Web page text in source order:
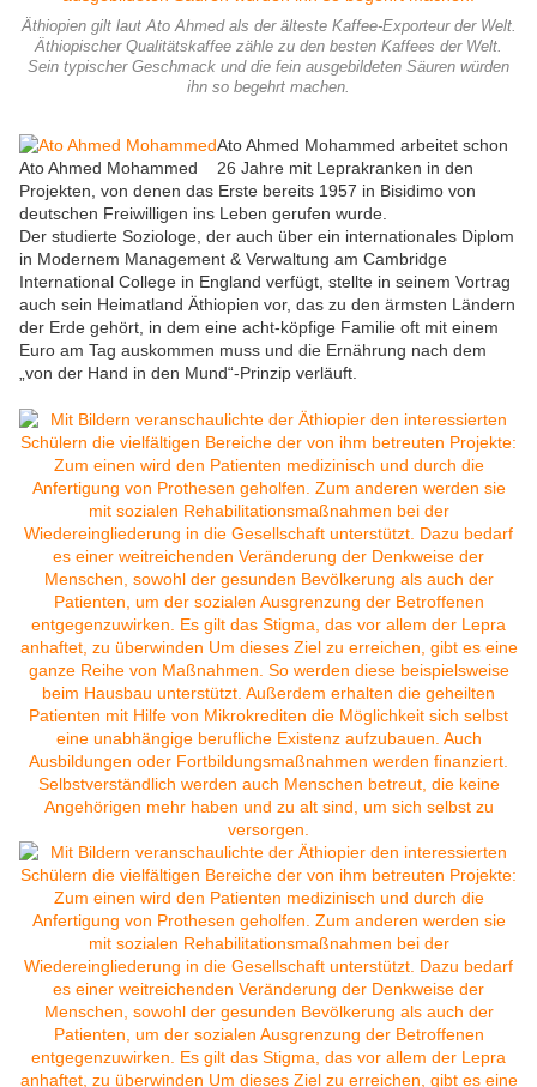
Äthiopien gilt laut Ato Ahmed als der älteste Kaffee-Exporteur der Welt.
Äthiopischer Qualitätskaffee zähle zu den besten Kaffees der Welt.
Sein typischer Geschmack und die fein ausgebildeten Säuren würden
ihn so begehrt machen.
Ato Ahmed Mohammed
Ato Ahmed Mohammed arbeitet schon
26 Jahre mit Leprakranken in den
Projekten, von denen das Erste bereits 1957 in Bisidimo von
deutschen Freiwilligen ins Leben gerufen wurde.
Der studierte Soziologe, der auch über ein internationales Diplom
in Modernem Management & Verwaltung am Cambridge
International College in England verfügt, stellte in seinem Vortrag
auch sein Heimatland Äthiopien vor, das zu den ärmsten Ländern
der Erde gehört, in dem eine acht-köpfige Familie oft mit einem
Euro am Tag auskommen muss und die Ernährung nach dem
„von der Hand in den Mund“-Prinzip verläuft.